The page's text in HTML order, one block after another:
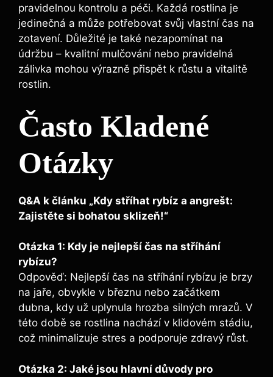
pravidelnou kontrolu a péči. Každá rostlina je
jedinečná a může potřebovat svůj vlastní čas na
zotavení. Důležité je také nezapomínat na
údržbu – kvalitní mulčování nebo pravidelná
zálivka mohou výrazně přispět k růstu a vitalitě
rostlin.
Často Kladené
Otázky
Q&A k článku „Kdy stříhat rybíz a angrešt:
Zajistěte si bohatou sklizeň!“
Otázka 1: Kdy je nejlepší čas na stříhání
rybízu?
Odpověď: Nejlepší čas na stříhání rybízu je brzy
na jaře, obvykle v březnu nebo začátkem
dubna, kdy už uplynula hrozba silných mrazů. V
této době se rostlina nachází v klidovém stádiu,
což minimalizuje stres a podporuje zdravý růst.
Otázka 2: Jaké jsou hlavní důvody pro